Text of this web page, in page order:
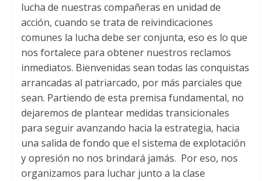
lucha de nuestras compañeras en unidad de
acción, cuando se trata de reivindicaciones
comunes la lucha debe ser conjunta, eso es lo que
nos fortalece para obtener nuestros reclamos
inmediatos. Bienvenidas sean todas las conquistas
arrancadas al patriarcado, por más parciales que
sean. Partiendo de esta premisa fundamental, no
dejaremos de plantear medidas transicionales
para seguir avanzando hacia la estrategia, hacia
una salida de fondo que el sistema de explotación
y opresión no nos brindará jamás. Por eso, nos
organizamos para luchar junto a la clase